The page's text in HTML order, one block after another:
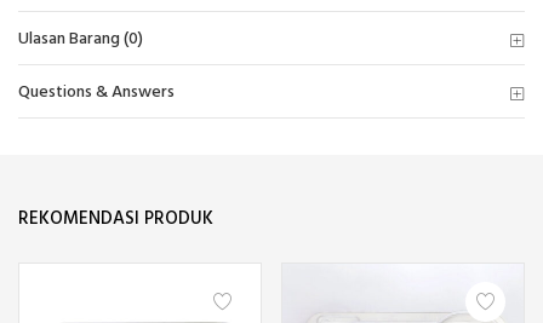
Ulasan Barang (0)
Questions & Answers
REKOMENDASI PRODUK